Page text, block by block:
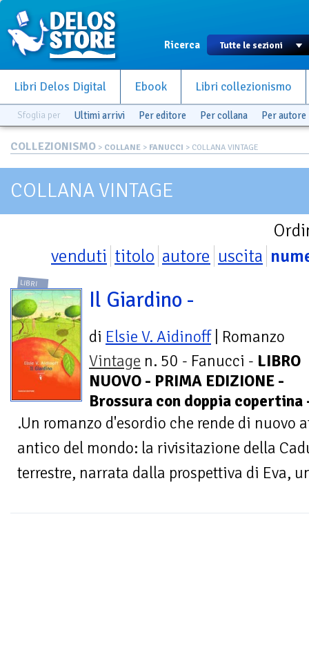
Ricerca
Libri Delos Digital Ebook Libri collezionismo
Sfoglia per Ultimi arrivi Per editore Per collana Per autore
COLLEZIONISMO > COLLANE > FANUCCI > COLLANA VINTAGE
COLLANA VINTAGE
venduti titolo autore uscita
LIBRI
Il Giardino -
di Elsie V. Aidinoff| Romanzo
Vintage n. 50 - Fanucci - LIBRO
NUOVO - PRIMA EDIZIONE -
Brossura con doppia copertina
.Un romanzo d'esordio che rende di
antico del mondo: la rivisitazione della
terrestre, narrata dalla prospettiva di Eva,